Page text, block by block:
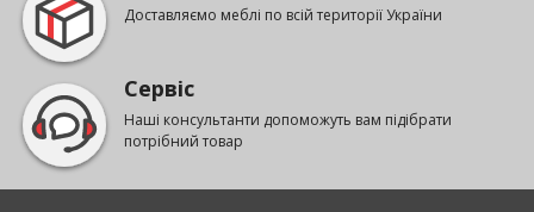
Доставляємо меблі по всій території України
Сервіс
Наші консультанти допоможуть вам підібрати
потрібний товар